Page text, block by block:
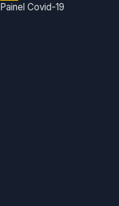
Painel Covid-19